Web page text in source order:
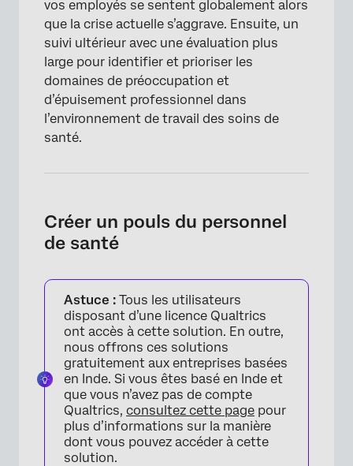
vos employés se sentent globalement alors
que la crise actuelle s’aggrave. Ensuite, un
suivi ultérieur avec une évaluation plus
large pour identifier et prioriser les
domaines de préoccupation et
d’épuisement professionnel dans
l’environnement de travail des soins de
santé.
Créer un pouls du personnel
de santé
Astuce : Tous les utilisateurs
disposant d’une licence Qualtrics
ont accès à cette solution. En outre,
nous offrons ces solutions
gratuitement aux entreprises basées
en Inde. Si vous êtes basé en Inde et
que vous n’avez pas de compte
Qualtrics, consultez cette page pour
plus d’informations sur la manière
dont vous pouvez accéder à cette
solution.